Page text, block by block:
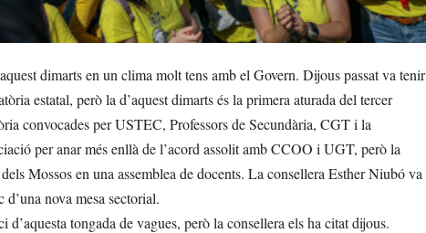
dimarts en un clima molt tens amb el Govern. Dijous passat va tenir
estatal, però la d’aquest dimarts és la primera aturada del tercer
convocades per USTEC, Professors de Secundària, CGT i la
per anar més enllà de l’acord assolit amb CCOO i UGT, però la
Mossos en una assemblea de docents. La consellera Esther Niubó va
nova mesa sectorial.
tongada de vagues, però la consellera els ha citat dijous.